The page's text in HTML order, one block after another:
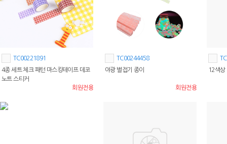
TC00221891
4종 세트 체크 패턴 마스킹테이프 데코
노트 스티커
회원전용
TC00244458
야광 별접기 종이
회원전용
12색상